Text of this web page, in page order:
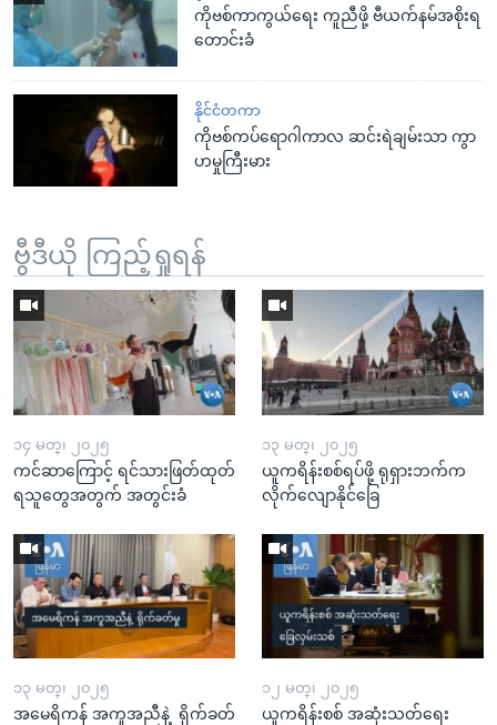
ကိုဗစ်ကာကွယ်ရေး ကူညီဖို့ ဗီယက်နမ်အစိုးရ
တောင်းခံ
နိုင်ငံတကာ
ကိုဗစ်ကပ်ရောဂါကာလ ဆင်းရဲချမ်းသာ ကွာ
ဟမှုကြီးမား
ဗွီဒီယို ကြည့်ရှုရန်
၁၄ မတ္၊ ၂၀၂၅
ကင်ဆာကြောင့် ရင်သားဖြတ်ထုတ်
ရသူတွေအတွက် အတွင်းခံ
၁၃ မတ္၊ ၂၀၂၅
ယူကရိန်းစစ်ရပ်ဖို့ ရုရှားဘက်က
လိုက်လျောနိုင်ခြေ
၁၃ မတ္၊ ၂၀၂၅
အမေရိကန် အကူအညီနဲ့ ရိုက်ခတ်
၁၂ မတ္၊ ၂၀၂၅
ယူကရိန်းစစ် အဆုံးသတ်ရေး